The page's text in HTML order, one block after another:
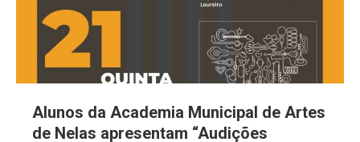
Alunos da Academia Municipal de Artes
de Nelas apresentam “Audições